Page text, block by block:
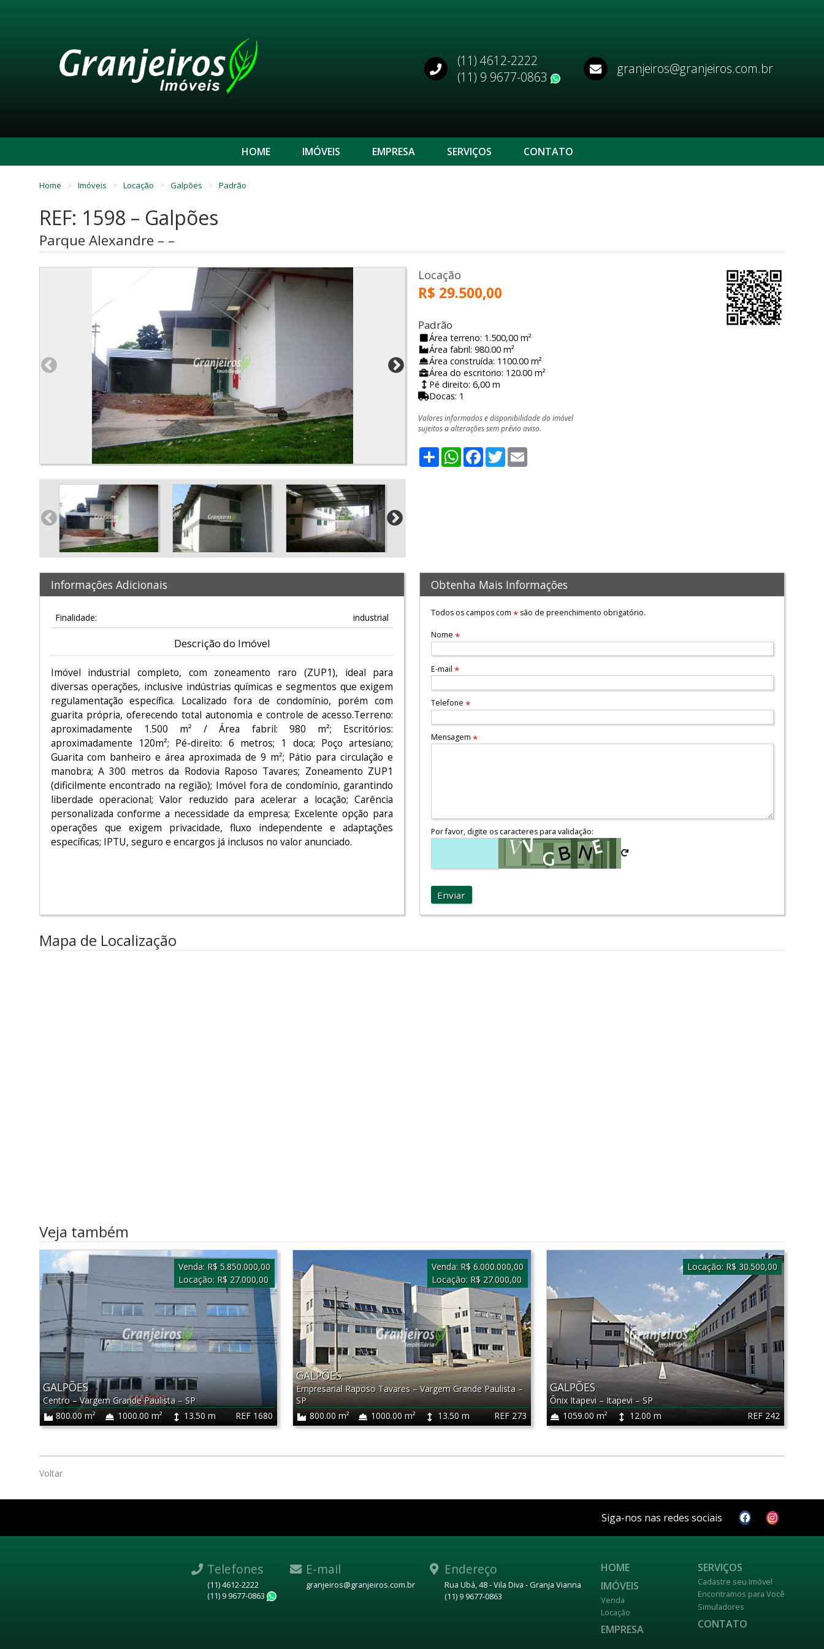
(11) 4612-2222
(11) 9 9677-0863
WhatsApp
granjeiros@granjeiros.com.br
HOME IMÓVEIS EMPRESA SERVIÇOS CONTATO
Home Imóveis Locação Galpões Padrão
REF: 1598 – Galpões
Parque Alexandre – –
Locação
R$ 29.500,00
Padrão
Área terreno: 1.500,00 m²
Área fabril: 980.00 m²
Área construída: 1100.00 m²
Área do escritorio: 120.00 m²
Pé direito: 6,00 m
Docas: 1
Valores informados e disponibilidade do imóvel
sujeitos a alterações sem prévio aviso.
ShareWhatsApp
Facebook
Twitter
Informações Adicionais
Finalidade: industrial
Descrição do Imóvel
Imóvel industrial completo, com zoneamento raro (ZUP1), ideal para
diversas operações, inclusive indústrias químicas e segmentos que exigem
regulamentação específica. Localizado fora de condomínio, porém com
guarita própria, oferecendo total autonomia e controle de acesso.Terreno:
aproximadamente 1.500 m² / Área fabril: 980 m²; Escritórios:
aproximadamente 120m²; Pé-direito: 6 metros; 1 doca; Poço artesiano;
Guarita com banheiro e área aproximada de 9 m²; Pátio para circulação e
manobra; A 300 metros da Rodovia Raposo Tavares; Zoneamento ZUP1
(dificilmente encontrado na região); Imóvel fora de condomínio, garantindo
liberdade operacional; Valor reduzido para acelerar a locação; Carência
personalizada conforme a necessidade da empresa; Excelente opção para
operações que exigem privacidade, fluxo independente e adaptações
específicas; IPTU, seguro e encargos já inclusos no valor anunciado.
Obtenha Mais Informações
Todos os campos com *são de preenchimento obrigatório.
Nome *
E-mail *
Telefone *
Mensagem *
Por favor, digite os caracteres para validação:
Enviar
Mapa de Localização
Veja também
REF 1680
GALPÕES
Centro–Vargem Grande Paulista–SP
800.00 m²
1000.00 m² 13.50 m
Venda: R$ 5.850.000,00
Locação: R$ 27.000,00
REF 273
GALPÕES
Empresarial Raposo Tavares–Vargem Grande Paulista –
SP
800.00 m²
1000.00 m² 13.50 m
Venda: R$ 6.000.000,00
Locação: R$ 27.000,00
REF 242
GALPÕES
Ônix Itapevi – Itapevi – SP
1059.00 m²
12.00 m
Locação: R$ 30.500,00
Voltar
Siga-nos nas redes sociais
Telefones
(11) 4612-2222
(11) 9 9677-0863
E-mail
granjeiros@granjeiros.com.br
Endereço
Rua Ubá, 48 - Vila Diva - Granja Vianna
(11) 9 9677-0863
HOME
IMÓVEIS
Venda
Locação
EMPRESA
SERVIÇOS
Cadastre seu Imóvel
Encontramos para Você
Simuladores
CONTATO